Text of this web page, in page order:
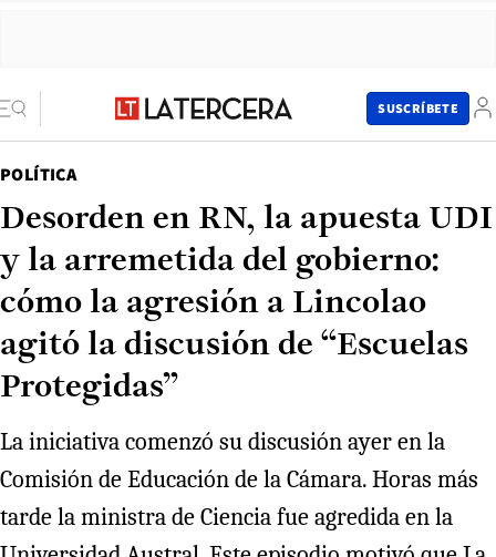
SUSCRÍBETE
POLÍTICA
Desorden en RN, la apuesta UDI
y la arremetida del gobierno:
cómo la agresión a Lincolao
agitó la discusión de “Escuelas
Protegidas”
La iniciativa comenzó su discusión ayer en la
Comisión de Educación de la Cámara. Horas más
tarde la ministra de Ciencia fue agredida en la